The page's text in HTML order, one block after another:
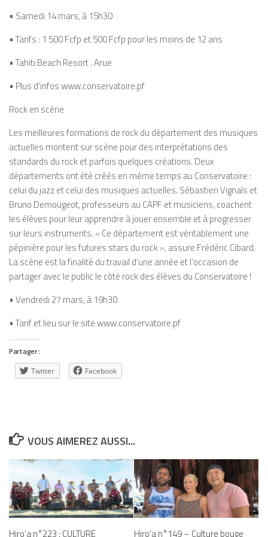
• Samedi 14 mars, à 15h30
• Tarifs : 1 500 Fcfp et 500 Fcfp pour les moins de 12 ans
• Tahiti Beach Resort . Arue
• Plus d’infos www.conservatoire.pf
Rock en scène
Les meilleures formations de rock du département des musiques
actuelles montent sur scène pour des interprétations des
standards du rock et parfois quelques créations. Deux
départements ont été créés en même temps au Conservatoire :
celui du jazz et celui des musiques actuelles. Sébastien Vignals et
Bruno Demougeot, professeurs au CAPF et musiciens, coachent
les élèves pour leur apprendre à jouer ensemble et à progresser
sur leurs instruments. « Ce département est véritablement une
pépinière pour les futures stars du rock », assure Frédéric Cibard.
La scène est la finalité du travail d’une année et l’occasion de
partager avec le public le côté rock des élèves du Conservatoire !
• Vendredi 27 mars, à 19h30
• Tarif et lieu sur le site www.conservatoire.pf
Partager :
Twitter Facebook
VOUS AIMEREZ AUSSI...
Hiro’a n°223 : CULTURE Hiro’a n°149 – Culture bouge